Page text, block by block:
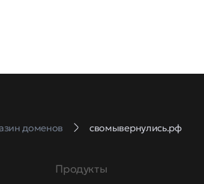
доменов свомывернулись.рф
Продукты